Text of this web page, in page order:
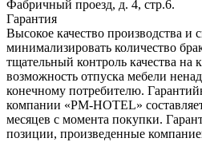
Фабричный проезд, д. 4, стр.6.
Гарантия
Высокое качество производства и
минимализировать количество
тщательный контроль качества на
возможность отпуска мебели
конечному потребителю.
компании «PM-HOTEL»
месяцев с момента покупки.
позиции, произведенные